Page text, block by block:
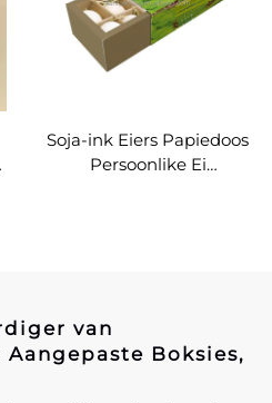
Soja-ink Eiers Papiedoos
Persoonlike Ei
van
Boksies,